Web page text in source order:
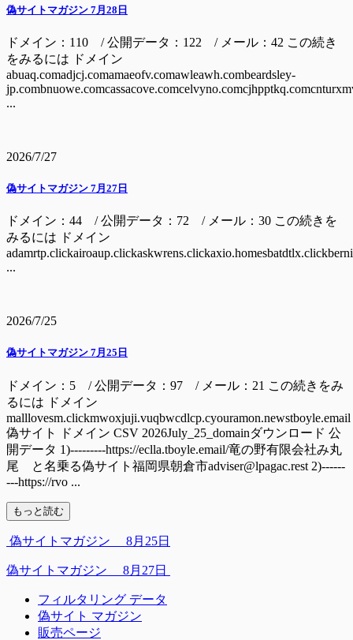
偽サイトマガジン 7月28日
ドメイン：110 / 公開データ：122 / メール：42 この続き
をみるには ドメイン
abuaq.comadjcj.comamaeofv.comawleawh.combeardsley-
...
2026/7/27
偽サイトマガジン 7月27日
ドメイン：44 / 公開データ：72 / メール：30 この続きを
みるには ドメイン
...
2026/7/25
偽サイトマガジン 7月25日
ドメイン：5 / 公開データ：97 / メール：21 この続きをみ
るには ドメイン
malllovesm.clickmwoxjuji.vuqbwcdlcp.cyouramon.newstboyle.email
偽サイト ドメイン CSV 2026July_25_domainダウンロード 公
開データ 1)---------https://eclla.tboyle.email/竜の野有限会社み丸
尾 と名乗る偽サイト福岡県朝倉市adviser@lpagac.rest 2)------
---https://rvo ...
もっと読む
偽サイトマガジン 8月25日
偽サイトマガジン 8月27日
フィルタリング データ
偽サイト マガジン
販売ページ